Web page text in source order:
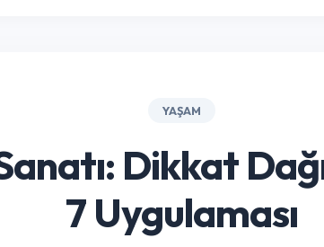
YAŞAM
Dikkat
7 Uygulaması